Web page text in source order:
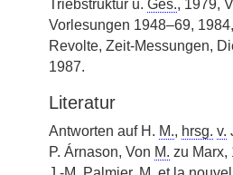
Triebstruktur u. Ges., 1979,
Vorlesungen 1948–69,
Revolte, Zeit-Messungen,
1987.
Literatur
Antworten auf H. M., hrsg. v.
P. Árnason, Von M. zu Marx,